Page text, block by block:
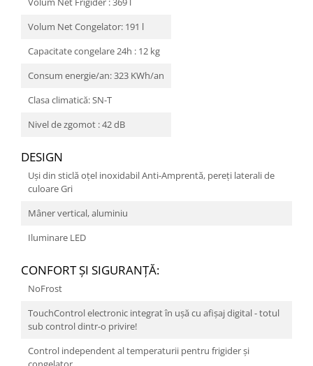
Volum Net Congelator: 191 l
Capacitate congelare 24h : 12 kg
Consum energie/an: 323 KWh/an
Clasa climatică: SN-T
Nivel de zgomot : 42 dB
DESIGN
Uși din sticlă oțel inoxidabil Anti-Amprentă, pereți laterali de
culoare Gri
Mâner vertical, aluminiu
Iluminare LED
CONFORT ŞI SIGURANŢĂ:
NoFrost
TouchControl electronic integrat în uşă cu afişaj digital - totul
sub control dintr-o privire!
Control independent al temperaturii pentru frigider și